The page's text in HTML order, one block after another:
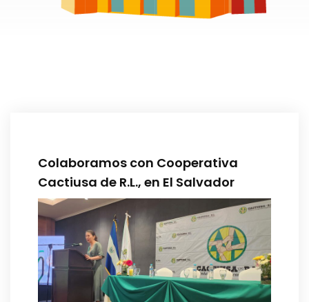
Colaboramos con Cooperativa
Cactiusa de R.L., en El Salvador